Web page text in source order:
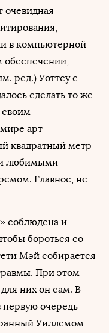
очевидная
в компьютерной
ред.) Уоттсу с
сделать то же
своим
арт-
квадратный метр
любимыми
Главное, не
соблюдена и
бороться со
Мэй собирается
При этом
них он сам. В
первую очередь
Уиллемом